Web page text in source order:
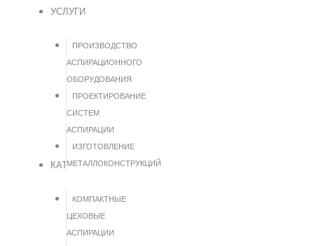
УСЛУГИ
ПРОИЗВОДСТВО
АСПИРАЦИОННОГО
ОБОРУДОВАНИЯ
ПРОЕКТИРОВАНИЕ
СИСТЕМ
АСПИРАЦИИ
ИЗГОТОВЛЕНИЕ
МЕТАЛЛОКОНСТРУКЦИЙ
КАТАЛОГ
КОМПАКТНЫЕ
ЦЕХОВЫЕ
АСПИРАЦИИ